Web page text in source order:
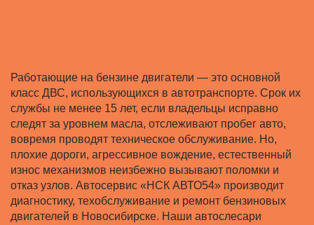
Работающие на бензине двигатели — это основной
класс ДВС, использующихся в автотранспорте. Срок их
службы не менее 15 лет, если владельцы исправно
следят за уровнем масла, отслеживают пробег авто,
вовремя проводят техническое обслуживание. Но,
плохие дороги, агрессивное вождение, естественный
износ механизмов неизбежно вызывают поломки и
отказ узлов. Автосервис «НСК АВТО54» производит
диагностику, техобслуживание и ремонт бензиновых
двигателей в Новосибирске. Наши автослесари